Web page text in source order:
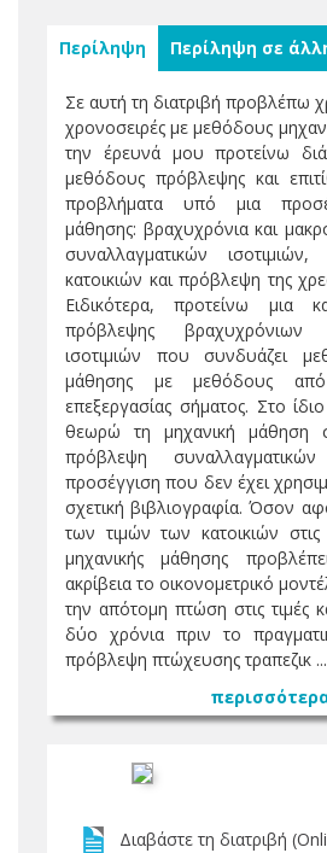
Περίληψη Περίληψη σε
Σε αυτή τη διατριβή προβλέπω
χρονοσειρές με μεθόδους
την έρευνά μου προτείνω
μεθόδους πρόβλεψης και
προβλήματα υπό μια
μάθησης: βραχυχρόνια και
συναλλαγματικών
κατοικιών και πρόβλεψη της
Ειδικότερα, προτείνω μια
πρόβλεψης βραχυχρόνιων
ισοτιμιών που συνδυάζει
μάθησης με μεθόδους
επεξεργασίας σήματος. Στο
θεωρώ τη μηχανική μάθηση
πρόβλεψη
προσέγγιση που δεν έχει
σχετική βιβλιογραφία. Όσον
των τιμών των κατοικιών
μηχανικής μάθησης
ακρίβεια το οικονομετρικό
την απότομη πτώση στις τιμές
δύο χρόνια πριν το
πρόβλεψη πτώχευσης τραπεζικ ...
Διαβάστε τη διατριβή